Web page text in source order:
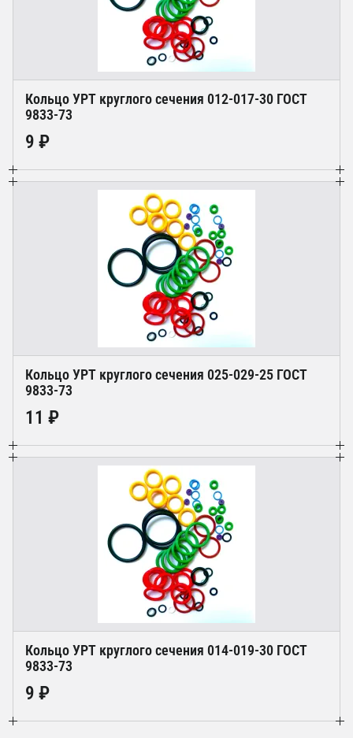
Кольцо УРТ круглого сечения 012-017-30 ГОСТ
9833-73
9 ₽
Кольцо УРТ круглого сечения 025-029-25 ГОСТ
9833-73
11 ₽
Кольцо УРТ круглого сечения 014-019-30 ГОСТ
9833-73
9 ₽